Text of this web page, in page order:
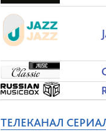
ТЕЛЕКАНАЛ